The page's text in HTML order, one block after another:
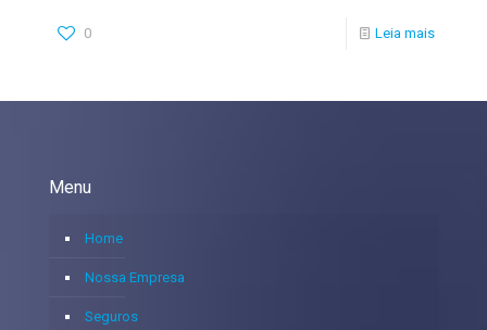
0 Leia mais
Menu
Home
Nossa Empresa
Seguros